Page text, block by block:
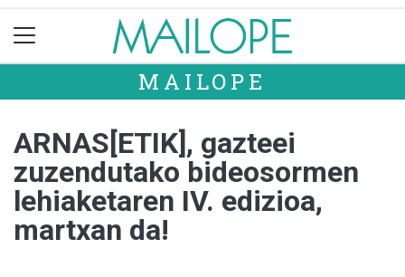
MAILOPE
ARNAS[ETIK], gazteei
zuzendutako bideosormen
lehiaketaren IV. edizioa,
martxan da!